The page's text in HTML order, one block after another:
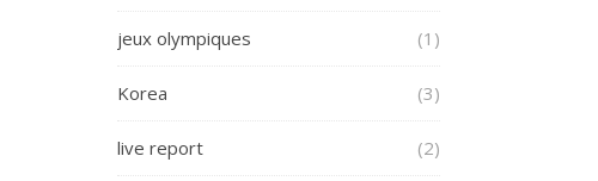
jeux olympiques (1)
Korea (3)
live report (2)